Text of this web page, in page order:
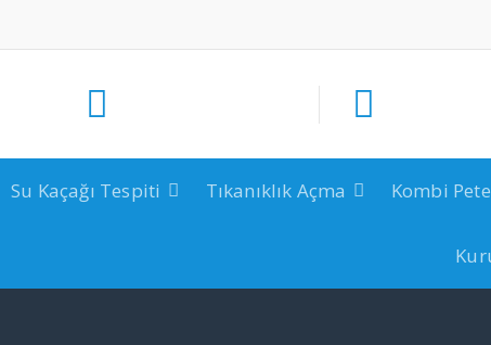
Su Kaçağı Tespiti Tıkanıklık Açma Kombi